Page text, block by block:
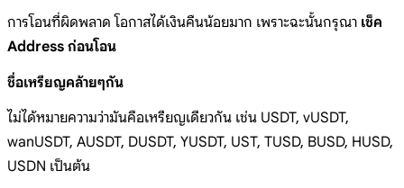
การโอนที่ผิดพลาด โอกาสได้เงินคืนน้อยมาก เพราะฉะนั้นกรุณา เช็ค
Address ก่อนโอน
ชื่อเหรียญคล้ายๆกัน
ไม่ได้หมายความว่ามันคือเหรียญเดียวกัน เช่น USDT, vUSDT,
wanUSDT, AUSDT, DUSDT, YUSDT, UST, TUSD, BUSD, HUSD,
USDN เป็นต้น